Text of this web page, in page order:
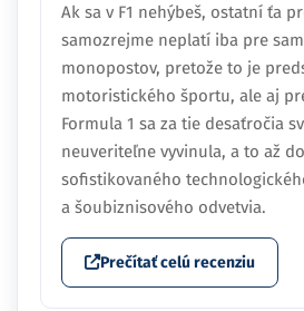
Ak sa v F1 nehýbeš, ostatní ťa
samozrejme neplatí iba pre
monopostov, pretože to je
motoristického športu, ale aj
Formula 1 sa za tie desaťročia
neuveriteľne vyvinula, a to až
sofistikovaného
a šoubiznisového odvetvia.
Prečítať celú recenziu